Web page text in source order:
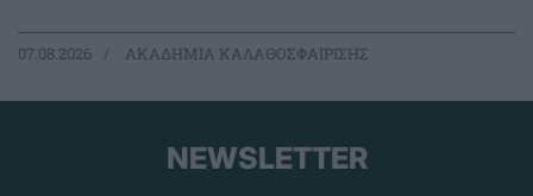
07.08.2026 ΑΚΑΔΗΜΙΑ ΚΑΛΑΘΟΣΦΑΙΡΙΣΗΣ
NEWSLETTER